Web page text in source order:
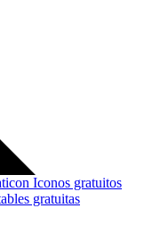
Iconos gratuitos
gratuitas